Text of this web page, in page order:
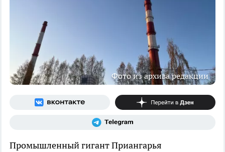
Фото из архива редакции
Промышленный гигант Приангарья